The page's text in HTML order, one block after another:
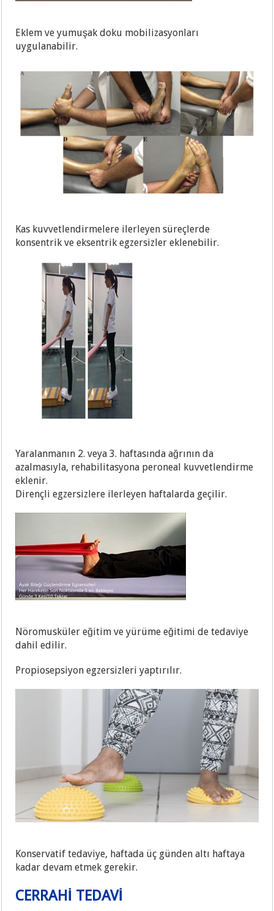
Eklem ve yumuşak doku mobilizasyonları
uygulanabilir.
Kas kuvvetlendirmelere ilerleyen süreçlerde
konsentrik ve eksentrik egzersizler eklenebilir.
Yaralanmanın 2. veya 3. haftasında ağrının da
azalmasıyla, rehabilitasyona peroneal kuvvetlendirme
eklenir.
Dirençli egzersizlere ilerleyen haftalarda geçilir.
Nöromusküler eğitim ve yürüme eğitimi de tedaviye
dahil edilir.
Propiosepsiyon egzersizleri yaptırılır.
Konservatif tedaviye, haftada üç günden altı haftaya
kadar devam etmek gerekir.
CERRAHİ TEDAVİ